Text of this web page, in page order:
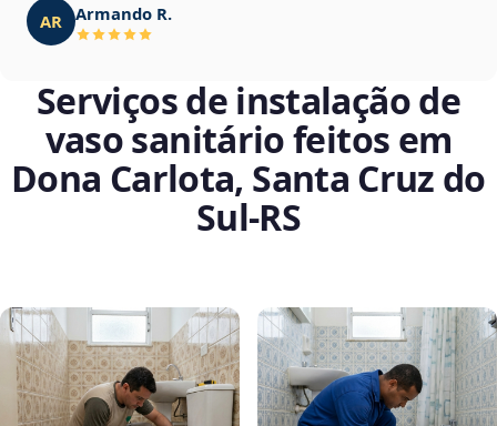
AR Armando R.
Serviços de instalação de
vaso sanitário feitos em
Dona Carlota, Santa Cruz do
Sul‑RS